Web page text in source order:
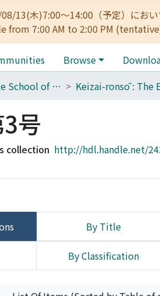
08/13(木)7:00～14:00（予定）に
from 7:00 AM to 2:00 PM
Browse
040_Graduate School of Economics
号
collection http://hdl.handle.net/
By Title
By Classification